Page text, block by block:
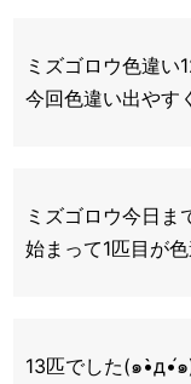
ミズゴロウ色違い
今回色違い出やす
ミズゴロウ今日ま
始まって1匹目が色
13匹でした(๑•̀д•́๑